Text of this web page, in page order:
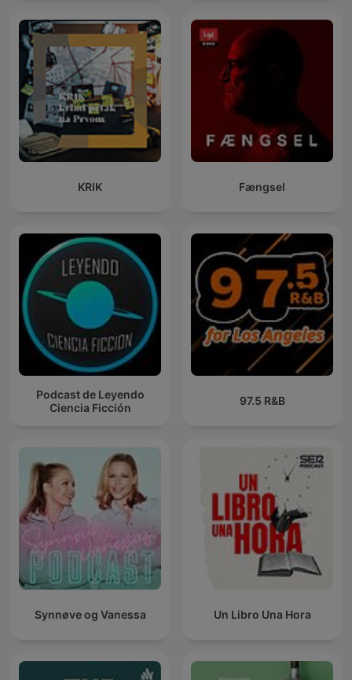
KRIK Fængsel
Podcast de Leyendo
Ciencia Ficción
97.5 R&B
Synnøve og Vanessa Un Libro Una Hora